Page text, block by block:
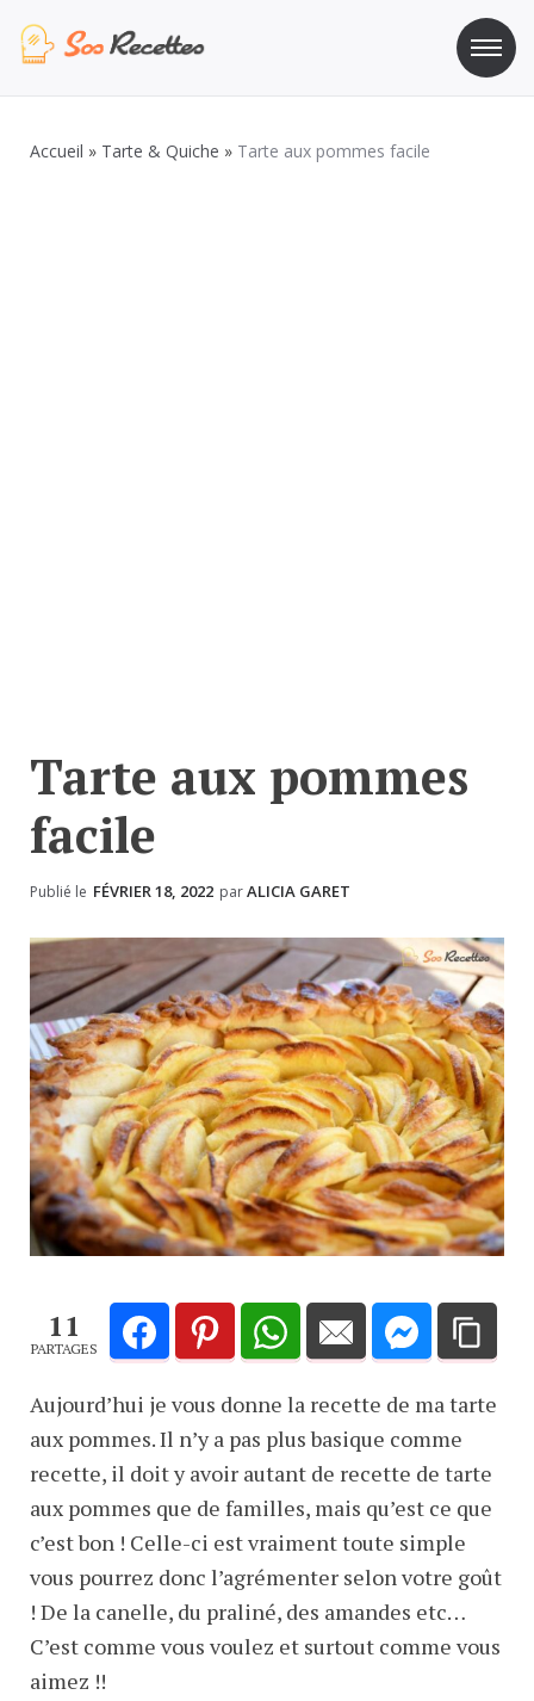
au
Accueil » Tarte & Quiche » Tarte aux pommes facile
Tarte aux pommes
facile
Publié le FÉVRIER 18, 2022 parALICIA GARET
11
PARTAGES
Aujourd’hui je vous donne la recette de ma tarte
aux pommes. Il n’y a pas plus basique comme
recette, il doit y avoir autant de recette de tarte
aux pommes que de familles, mais qu’est ce que
c’est bon ! Celle-ci est vraiment toute simple
vous pourrez donc l’agrémenter selon votre goût
! De la canelle, du praliné, des amandes etc…
C’est comme vous voulez et surtout comme vous
aimez !!